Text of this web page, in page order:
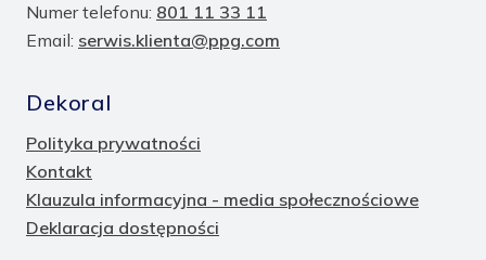
Numer telefonu: 801 11 33 11
Email: serwis.klienta@ppg.com
Dekoral
Polityka prywatności
Kontakt
Klauzula informacyjna - media społecznościowe
Deklaracja dostępności